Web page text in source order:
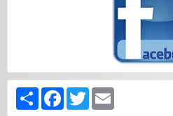
PartagerFacebook
Twitter